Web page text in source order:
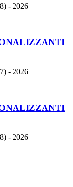
- 2026
- 2026
- 2026